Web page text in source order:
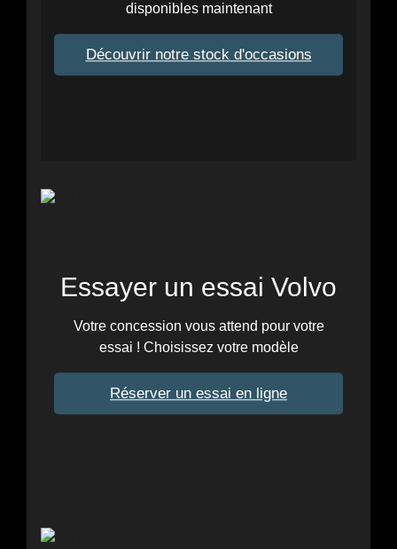
disponibles maintenant
Découvrir notre stock d'occasions
Essayer un essai Volvo
Votre concession vous attend pour votre
essai ! Choisissez votre modèle
Réserver un essai en ligne